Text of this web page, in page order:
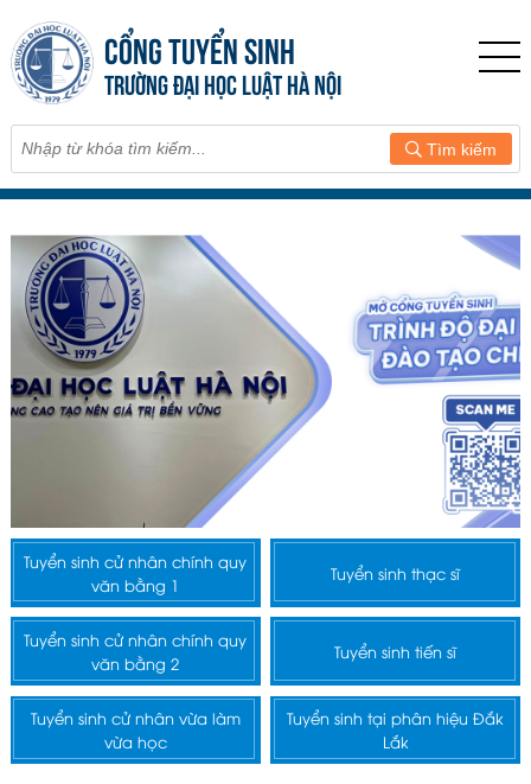
CỔNG TUYỂN SINH
TRƯỜNG ĐẠI HỌC LUẬT HÀ NỘI
Tìm kiếm
Tuyển sinh cử nhân chính quy
văn bằng 1
Tuyển sinh thạc sĩ
Tuyển sinh cử nhân chính quy
văn bằng 2
Tuyển sinh tiến sĩ
Tuyển sinh cử nhân vừa làm
vừa học
Tuyển sinh tại phân hiệu Đắk
Lắk